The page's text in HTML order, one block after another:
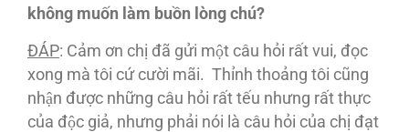
không muốn làm buồn lòng chú?
ĐÁP: Cảm ơn chị đã gửi một câu hỏi rất vui, đọc
xong mà tôi cứ cười mãi. Thỉnh thoảng tôi cũng
nhận được những câu hỏi rất tếu nhưng rất thực
của độc giả, nhưng phải nói là câu hỏi của chị đạt